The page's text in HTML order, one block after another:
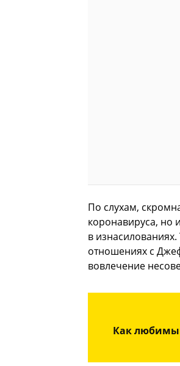
По слухам,
коронавируса, но
в
отношениях с
вовлечение
Как